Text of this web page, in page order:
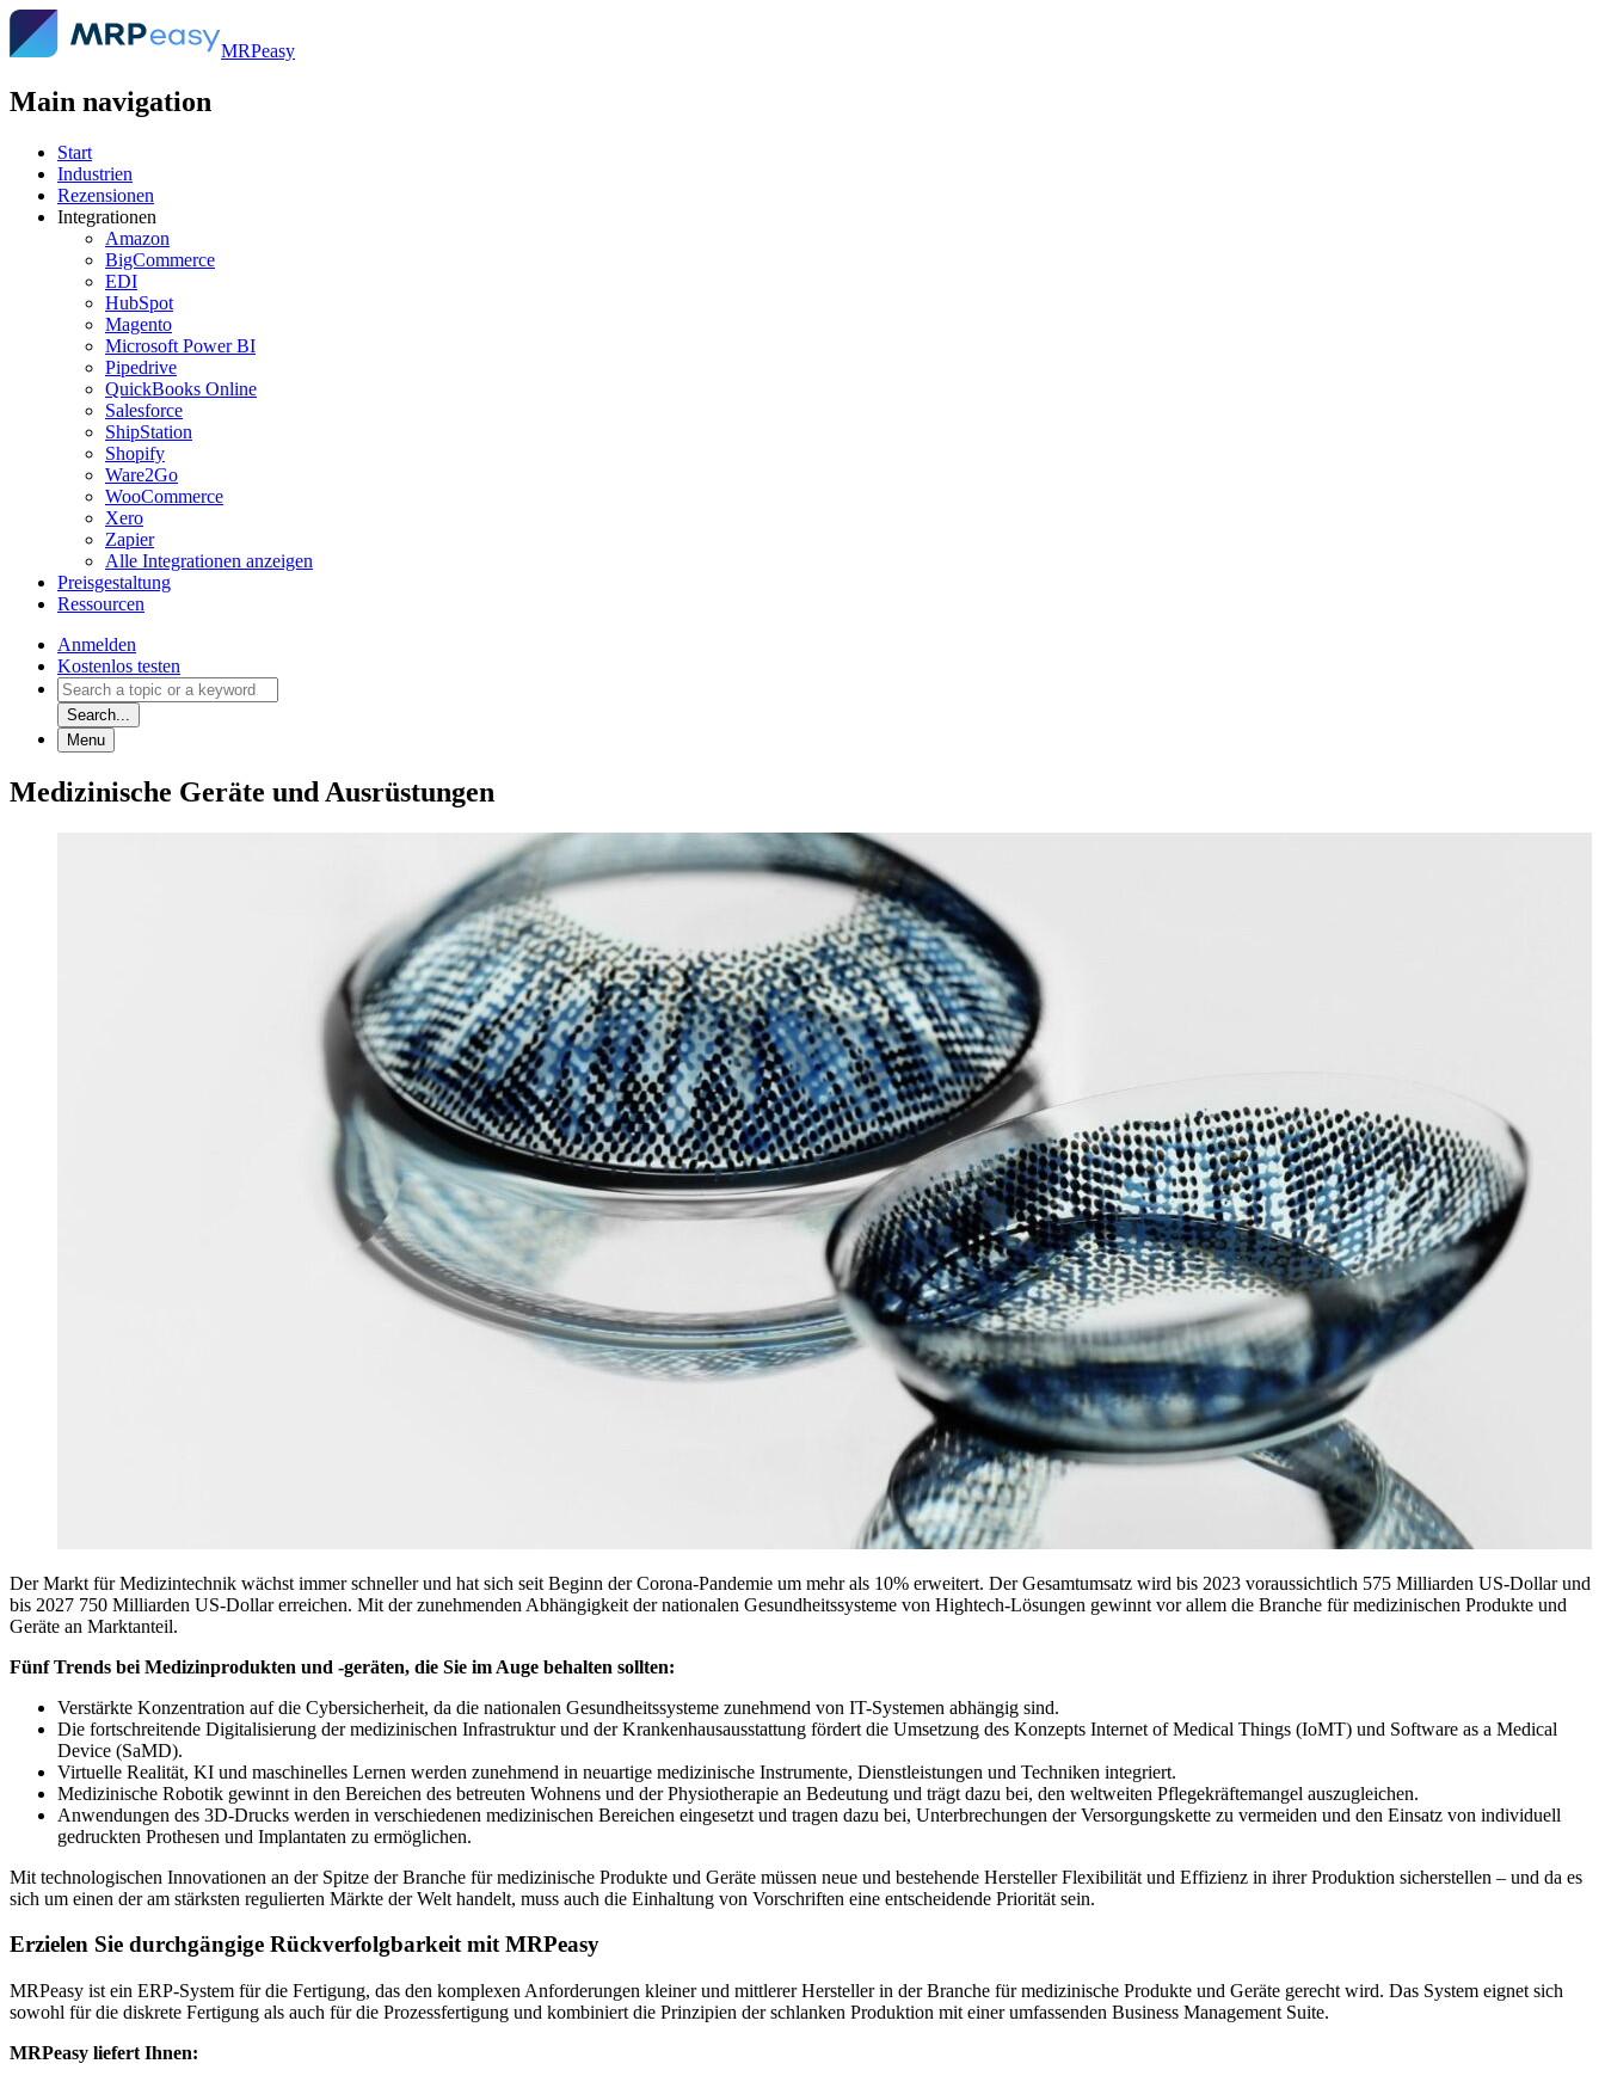
MRPeasy
Main navigation
Start
Industrien
Rezensionen
Integrationen
Amazon
BigCommerce
EDI
HubSpot
Magento
Microsoft Power BI
Pipedrive
QuickBooks Online
Salesforce
ShipStation
Shopify
Ware2Go
WooCommerce
Xero
Zapier
Alle Integrationen anzeigen
Preisgestaltung
Ressourcen
Anmelden
Kostenlos testen
Search...
Menu
Medizinische Geräte und Ausrüstungen
Der Markt für Medizintechnik wächst immer schneller und hat sich seit Beginn der Corona-Pandemie um mehr als 10% erweitert. Der Gesamtumsatz wird bis 2023 voraussichtlich 575 Milliarden US-Dollar und
bis 2027 750 Milliarden US-Dollar erreichen. Mit der zunehmenden Abhängigkeit der nationalen Gesundheitssysteme von Hightech-Lösungen gewinnt vor allem die Branche für medizinischen Produkte und
Geräte an Marktanteil.
Fünf Trends bei Medizinprodukten und -geräten, die Sie im Auge behalten sollten:
Verstärkte Konzentration auf die Cybersicherheit, da die nationalen Gesundheitssysteme zunehmend von IT-Systemen abhängig sind.
Die fortschreitende Digitalisierung der medizinischen Infrastruktur und der Krankenhausausstattung fördert die Umsetzung des Konzepts Internet of Medical Things (IoMT) und Software as a Medical
Device (SaMD).
Virtuelle Realität, KI und maschinelles Lernen werden zunehmend in neuartige medizinische Instrumente, Dienstleistungen und Techniken integriert.
Medizinische Robotik gewinnt in den Bereichen des betreuten Wohnens und der Physiotherapie an Bedeutung und trägt dazu bei, den weltweiten Pflegekräftemangel auszugleichen.
Anwendungen des 3D-Drucks werden in verschiedenen medizinischen Bereichen eingesetzt und tragen dazu bei, Unterbrechungen der Versorgungskette zu vermeiden und den Einsatz von individuell
gedruckten Prothesen und Implantaten zu ermöglichen.
Mit technologischen Innovationen an der Spitze der Branche für medizinische Produkte und Geräte müssen neue und bestehende Hersteller Flexibilität und Effizienz in ihrer Produktion sicherstellen – und da es
sich um einen der am stärksten regulierten Märkte der Welt handelt, muss auch die Einhaltung von Vorschriften eine entscheidende Priorität sein.
Erzielen Sie durchgängige Rückverfolgbarkeit mit MRPeasy
MRPeasy ist ein ERP-System für die Fertigung, das den komplexen Anforderungen kleiner und mittlerer Hersteller in der Branche für medizinische Produkte und Geräte gerecht wird. Das System eignet sich
sowohl für die diskrete Fertigung als auch für die Prozessfertigung und kombiniert die Prinzipien der schlanken Produktion mit einer umfassenden Business Management Suite.
MRPeasy liefert Ihnen: